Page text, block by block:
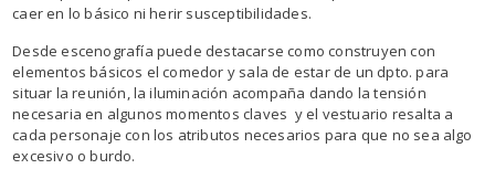
caer en lo básico ni herir susceptibilidades.
Desde escenografía puede destacarse como construyen con
elementos básicos el comedor y sala de estar de un dpto. para
situar la reunión, la iluminación acompaña dando la tensión
necesaria en algunos momentos claves y el vestuario resalta a
cada personaje con los atributos necesarios para que no sea algo
excesivo o burdo.